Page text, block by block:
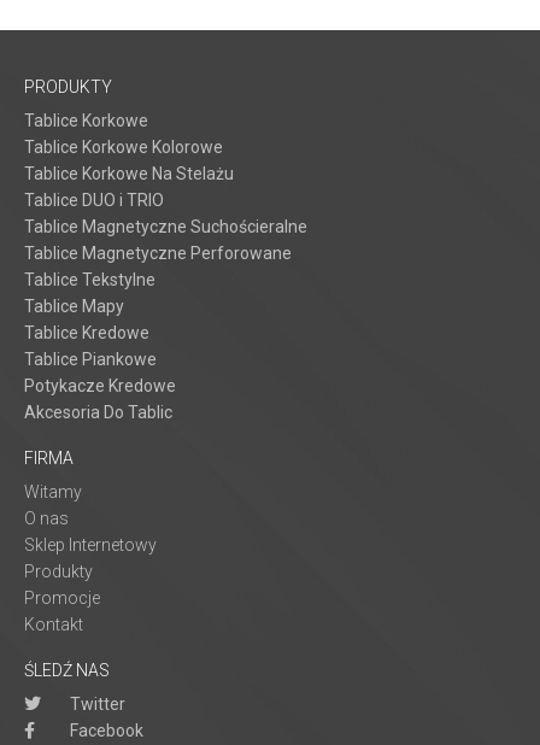
PRODUKTY
Tablice Korkowe
Tablice Korkowe Kolorowe
Tablice Korkowe Na Stelażu
Tablice DUO i TRIO
Tablice Magnetyczne Suchościeralne
Tablice Magnetyczne Perforowane
Tablice Tekstylne
Tablice Mapy
Tablice Kredowe
Tablice Piankowe
Potykacze Kredowe
Akcesoria Do Tablic
FIRMA
Witamy
O nas
Sklep Internetowy
Produkty
Promocje
Kontakt
ŚLEDŹ NAS
Twitter
Facebook